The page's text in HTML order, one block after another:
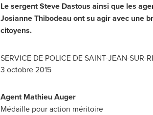
Le sergentSteve Dastous ainsi que les
Josianne Thibodeauont su agir avec une
citoyens.
SERVICE DE POLICE DESAINT-JEAN-SUR-
3 octobre 2015
AgentMathieu Auger
Médaille pour action méritoire